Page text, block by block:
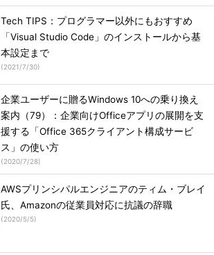
Tech TIPS：プログラマー以外にもおすすめ
「Visual Studio Code」のインストールから基
本設定まで
(2021/7/30)
企業ユーザーに贈るWindows 10への乗り換え
案内（79）：企業向けOfficeアプリの展開を支
援する「Office 365クライアント構成サービ
ス」の使い方
(2020/7/28)
AWSプリンシパルエンジニアのティム・ブレイ
氏、Amazonの従業員対応に抗議の辞職
(2020/5/5)